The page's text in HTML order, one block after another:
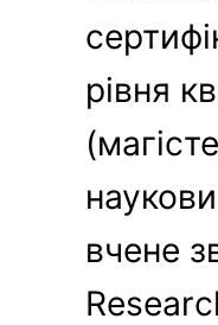
рівня
вчене